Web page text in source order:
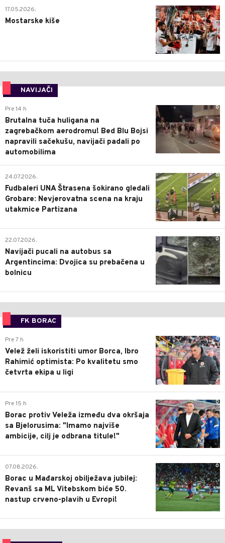
0
17.05.2026.
Mostarske kiše
NAVIJAČI
0
Pre 14 h
Brutalna tuča huligana na
zagrebačkom aerodromu! Bed Blu Bojsi
napravili sačekušu, navijači padali po
automobilima
0
24.07.2026.
Fudbaleri UNA Štrasena šokirano gledali
Grobare: Nevjerovatna scena na kraju
utakmice Partizana
0
22.07.2026.
Navijači pucali na autobus sa
Argentincima: Dvojica su prebačena u
bolnicu
FK BORAC
0
Pre 7 h
Velež želi iskoristiti umor Borca, Ibro
Rahimić optimista: Po kvalitetu smo
četvrta ekipa u ligi
0
Pre 15 h
Borac protiv Veleža između dva okršaja
sa Bjelorusima: "Imamo najviše
ambicije, cilj je odbrana titule!"
0
07.08.2026.
Borac u Mađarskoj obilježava jubilej:
Revanš sa ML Vitebskom biće 50.
nastup crveno-plavih u Evropi!